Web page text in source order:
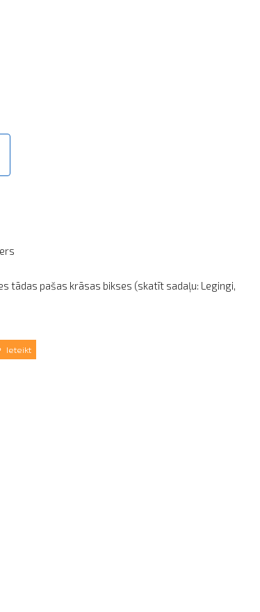
tādas pašas krāsas bikses (skatīt sadaļu: Legingi,
Ieteikt